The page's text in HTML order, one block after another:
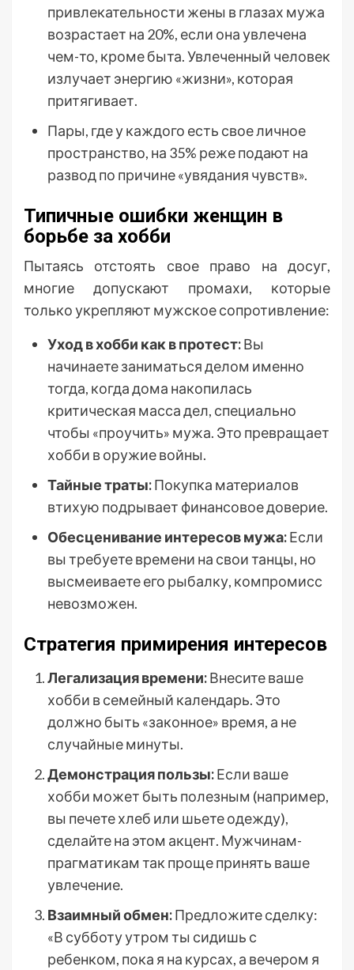
привлекательности жены в глазах мужа
возрастает на 20%, если она увлечена
чем-то, кроме быта. Увлеченный человек
излучает энергию «жизни», которая
притягивает.
Пары, где у каждого есть свое личное
пространство, на 35% реже подают на
развод по причине «увядания чувств».
Типичные ошибки женщин в
борьбе за хобби
Пытаясь отстоять свое право на досуг,
многие допускают промахи, которые
только укрепляют мужское сопротивление:
Уход в хобби как в протест:Вы
начинаете заниматься делом именно
тогда, когда дома накопилась
критическая масса дел, специально
чтобы «проучить» мужа. Это превращает
хобби в оружие войны.
Тайные траты:Покупка материалов
втихую подрывает финансовое доверие.
Обесценивание интересов мужа:Если
вы требуете времени на свои танцы, но
высмеиваете его рыбалку, компромисс
невозможен.
Стратегия примирения интересов
Легализация времени:Внесите ваше
хобби в семейный календарь. Это
должно быть «законное» время, а не
случайные минуты.
Демонстрация пользы:Если ваше
хобби может быть полезным (например,
вы печете хлеб или шьете одежду),
сделайте на этом акцент. Мужчинам-
прагматикам так проще принять ваше
увлечение.
Взаимный обмен:Предложите сделку:
«В субботу утром ты сидишь с
ребенком, пока я на курсах, а вечером я